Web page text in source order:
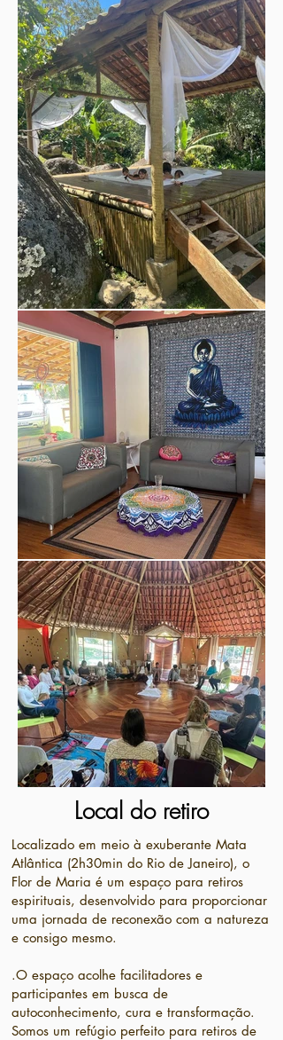
Local do retiro
Localizado em meio à exuberante Mata
Atlântica (2h30min do Rio de Janeiro), o
Flor de Maria é um espaço para retiros
espirituais, desenvolvido para proporcionar
uma jornada de reconexão com a natureza
e consigo mesmo.
.O espaço acolhe facilitadores e
participantes em busca de
autoconhecimento, cura e transformação.
Somos um refúgio perfeito para retiros de